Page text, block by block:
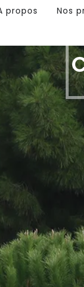
propos Nos